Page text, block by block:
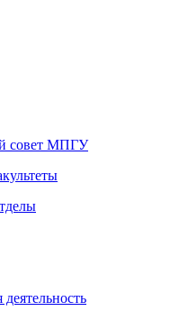
совет МПГУ